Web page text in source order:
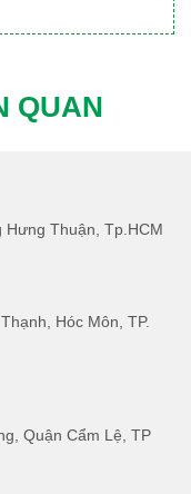
QUAN
Thuận, Tp.HCM
Hóc Môn, TP.
Quận Cẩm Lệ, TP